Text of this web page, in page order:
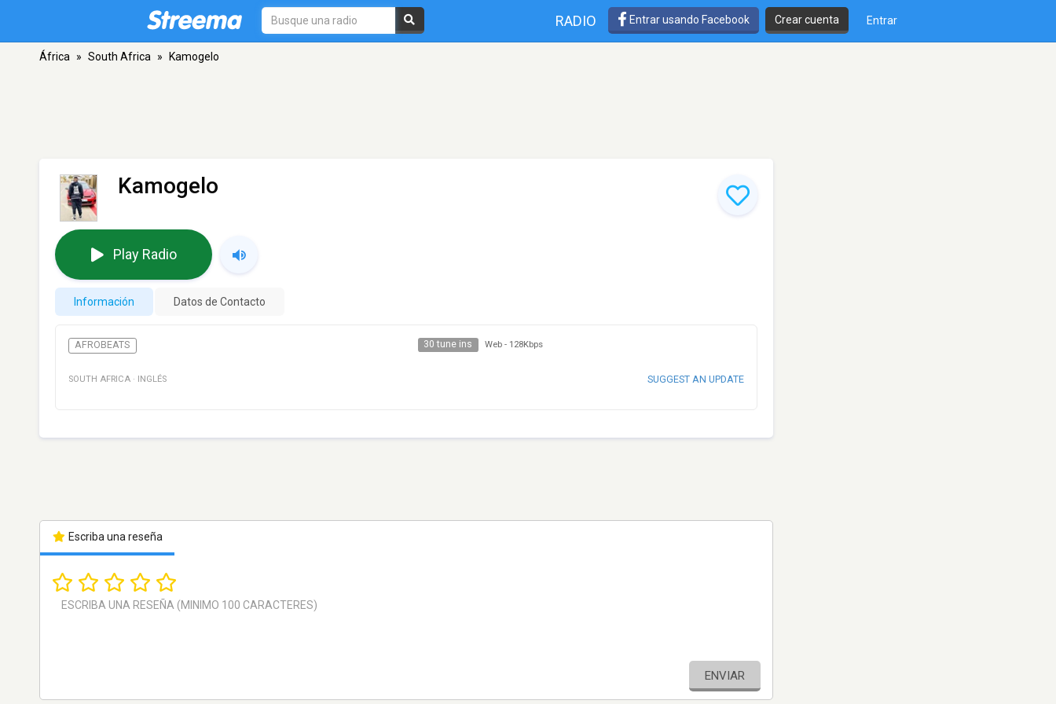
RADIO Entrar usando Facebook Crear cuenta Entrar
África » South Africa » Kamogelo
Kamogelo
Play Radio
Información Datos de Contacto
AFROBEATS 30 tune ins Web - 128Kbps
SOUTH AFRICA · INGLÉS SUGGEST AN UPDATE
Escriba una reseña
ENVIAR